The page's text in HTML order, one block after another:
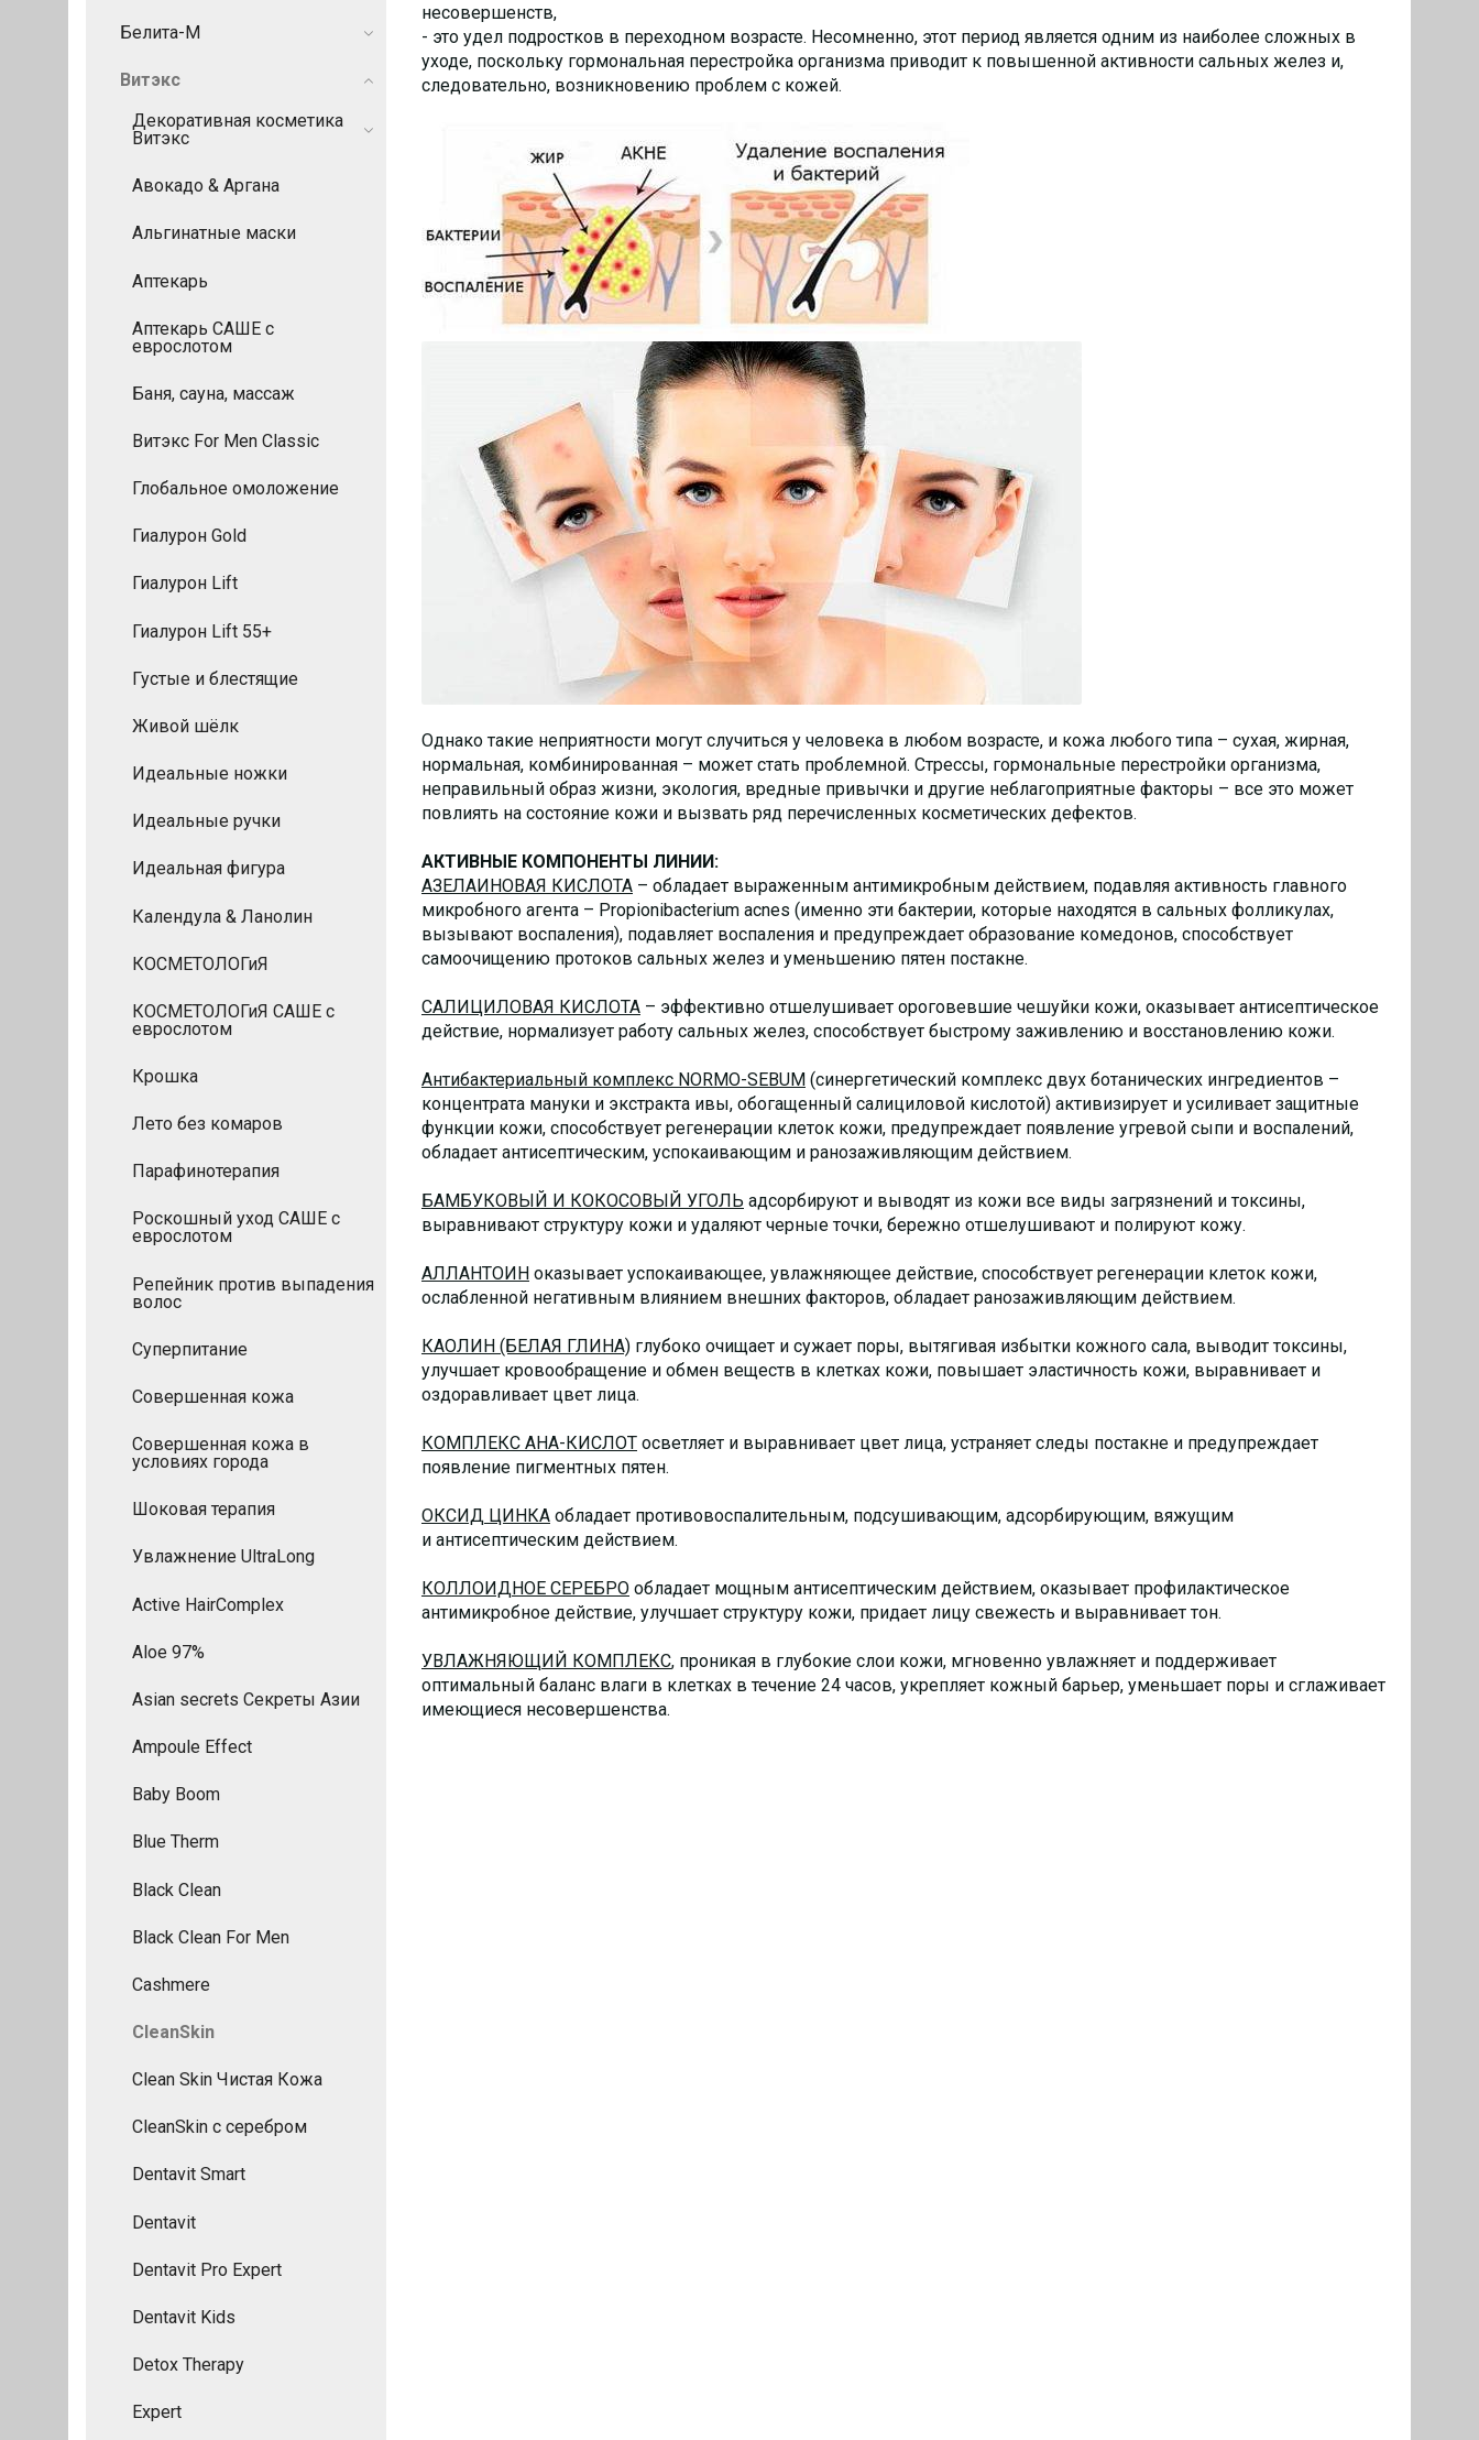
несовершенств,
- это удел подростков в переходном возрасте. Несомненно, этот период является одним из наиболее сложных в
уходе, поскольку гормональная перестройка организма приводит к повышенной активности сальных желез и,
следовательно, возникновению проблем с кожей.
Однако такие неприятности могут случиться у человека в любом возрасте, и кожа любого типа – сухая, жирная,
нормальная, комбинированная – может стать проблемной. Стрессы, гормональные перестройки организма,
неправильный образ жизни, экология, вредные привычки и другие неблагоприятные факторы – все это может
повлиять на состояние кожи и вызвать ряд перечисленных косметических дефектов.
АКТИВНЫЕ КОМПОНЕНТЫ ЛИНИИ:
АЗЕЛАИНОВАЯ КИСЛОТА – обладает выраженным антимикробным действием, подавляя активность главного
микробного агента – Propionibacterium acnes (именно эти бактерии, которые находятся в сальных фолликулах,
вызывают воспаления), подавляет воспаления и предупреждает образование комедонов, способствует
самоочищению протоков сальных желез и уменьшению пятен постакне.
САЛИЦИЛОВАЯ КИСЛОТА – эффективно отшелушивает ороговевшие чешуйки кожи, оказывает антисептическое
действие, нормализует работу сальных желез, способствует быстрому заживлению и восстановлению кожи.
Антибактериальный комплекс NORMO-SEBUM (синергетический комплекс двух ботанических ингредиентов –
концентрата мануки и экстракта ивы, обогащенный салициловой кислотой) активизирует и усиливает защитные
функции кожи, способствует регенерации клеток кожи, предупреждает появление угревой сыпи и воспалений,
обладает антисептическим, успокаивающим и ранозаживляющим действием.
БАМБУКОВЫЙ И КОКОСОВЫЙ УГОЛЬ адсорбируют и выводят из кожи все виды загрязнений и токсины,
выравнивают структуру кожи и удаляют черные точки, бережно отшелушивают и полируют кожу.
АЛЛАНТОИН оказывает успокаивающее, увлажняющее действие, способствует регенерации клеток кожи,
ослабленной негативным влиянием внешних факторов, обладает ранозаживляющим действием.
КАОЛИН (БЕЛАЯ ГЛИНА) глубоко очищает и сужает поры, вытягивая избытки кожного сала, выводит токсины,
улучшает кровообращение и обмен веществ в клетках кожи, повышает эластичность кожи, выравнивает и
оздоравливает цвет лица.
КОМПЛЕКС АНА-КИСЛОТ осветляет и выравнивает цвет лица, устраняет следы постакне и предупреждает
появление пигментных пятен.
ОКСИД ЦИНКА обладает противовоспалительным, подсушивающим, адсорбирующим, вяжущим
и антисептическим действием.
КОЛЛОИДНОЕ СЕРЕБРО обладает мощным антисептическим действием, оказывает профилактическое
антимикробное действие, улучшает структуру кожи, придает лицу свежесть и выравнивает тон.
УВЛАЖНЯЮЩИЙ КОМПЛЕКС, проникая в глубокие слои кожи, мгновенно увлажняет и поддерживает
оптимальный баланс влаги в клетках в течение 24 часов, укрепляет кожный барьер, уменьшает поры и сглаживает
имеющиеся несовершенства.
Белита-М
Витэкс
Декоративная косметика
Витэкс
Авокадо & Аргана
Альгинатные маски
Аптекарь
Аптекарь САШЕ с
еврослотом
Баня, сауна, массаж
Витэкс For Men Сlassic
Глобальное омоложение
Гиалурон Gold
Гиалурон Lift
Гиалурон Lift 55+
Густые и блестящие
Живой шёлк
Идеальные ножки
Идеальные ручки
Идеальная фигура
Календула & Ланолин
КОСМЕТОЛОГиЯ
КОСМЕТОЛОГиЯ САШЕ с
еврослотом
Крошка
Лето без комаров
Парафинотерапия
Роскошный уход САШЕ с
еврослотом
Репейник против выпадения
волос
Суперпитание
Совершенная кожа
Совершенная кожа в
условиях города
Шоковая терапия
Увлажнение UltraLong
Active HairComplex
Aloe 97%
Asian secrets Секреты Азии
Ampoule Effect
Baby Boom
Blue Therm
Black Clean
Black Clean For Men
Cashmere
CleanSkin
Clean Skin Чистая Кожа
CleanSkin с серебром
Dentavit Smart
Dentavit
Dentavit Pro Expert
Dentavit Kids
Detox Therapy
Expert